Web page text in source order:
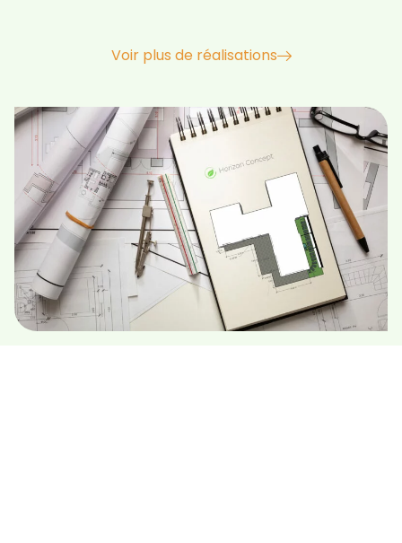
Voir plus de réalisations